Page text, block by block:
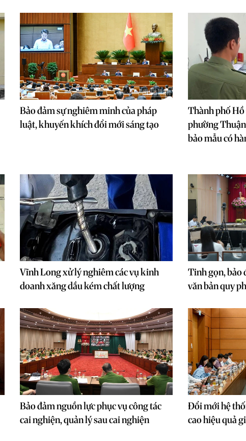
Bảo đảm sự nghiêm minh của pháp
luật, khuyến khích đổi mới sáng tạo
Thành phố
phường
bảo mẫu có
Vĩnh Long xử lý nghiêm các vụ kinh
doanh xăng dầu kém chất lượng
Tinh gọn, bảo
văn bản quy
Bảo đảm nguồn lực phục vụ công tác
cai nghiện, quản lý sau cai nghiện
Đổi mới hệ
cao hiệu quả